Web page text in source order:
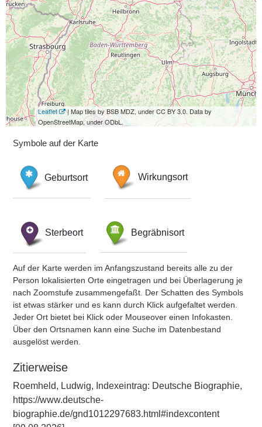
Leaflet
| Map tiles by BSB MDZ, under CC BY 3.0. Data by
OpenStreetMap, under ODbL.
Symbole auf der Karte
Geburtsort Wirkungsort
Sterbeort Begräbnisort
Auf der Karte werden im Anfangszustand bereits alle zu der
Person lokalisierten Orte eingetragen und bei Überlagerung je
nach Zoomstufe zusammengefaßt. Der Schatten des Symbols
ist etwas stärker und es kann durch Klick aufgefaltet werden.
Jeder Ort bietet bei Klick oder Mouseover einen Infokasten.
Über den Ortsnamen kann eine Suche im Datenbestand
ausgelöst werden.
Zitierweise
Roemheld, Ludwig, Indexeintrag: Deutsche Biographie,
https://www.deutsche-
biographie.de/gnd1012297683.html#indexcontent